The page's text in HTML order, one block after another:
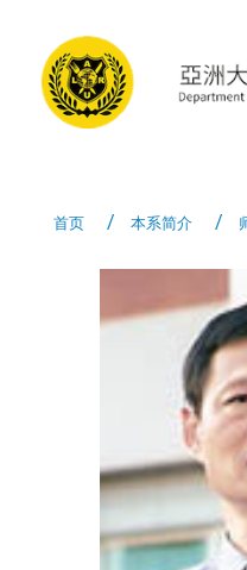
首页 本系简介